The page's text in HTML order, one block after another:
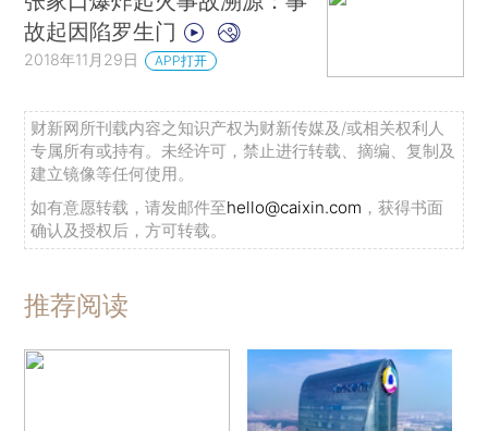
故起因陷罗生门
2018年11月29日 APP打开
财新网所刊载内容之知识产权为财新传媒及/或相关权利人
专属所有或持有。未经许可，禁止进行转载、摘编、复制及
建立镜像等任何使用。
如有意愿转载，请发邮件至hello@caixin.com ，获得书面
确认及授权后，方可转载。
推荐阅读